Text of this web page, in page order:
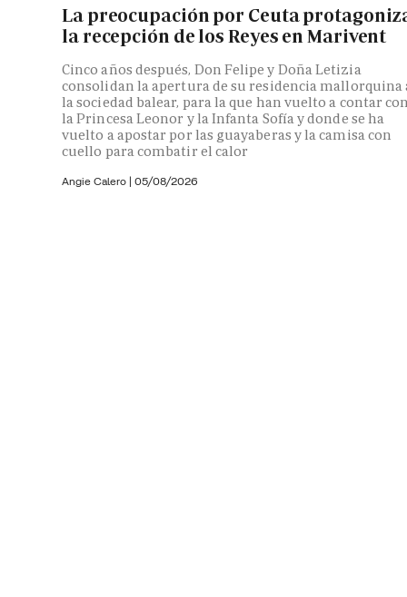
La preocupación por Ceuta
la recepción de los Reyes en Marivent
Cinco años después, Don Felipe y Doña Letizia
consolidan la apertura de su residencia mallorquina
la sociedad balear, para la que han vuelto a contar
la Princesa Leonor y la Infanta Sofía y donde se ha
vuelto a apostar por las guayaberas y la camisa con
cuello para combatir el calor
Angie Calero | 05/08/2026